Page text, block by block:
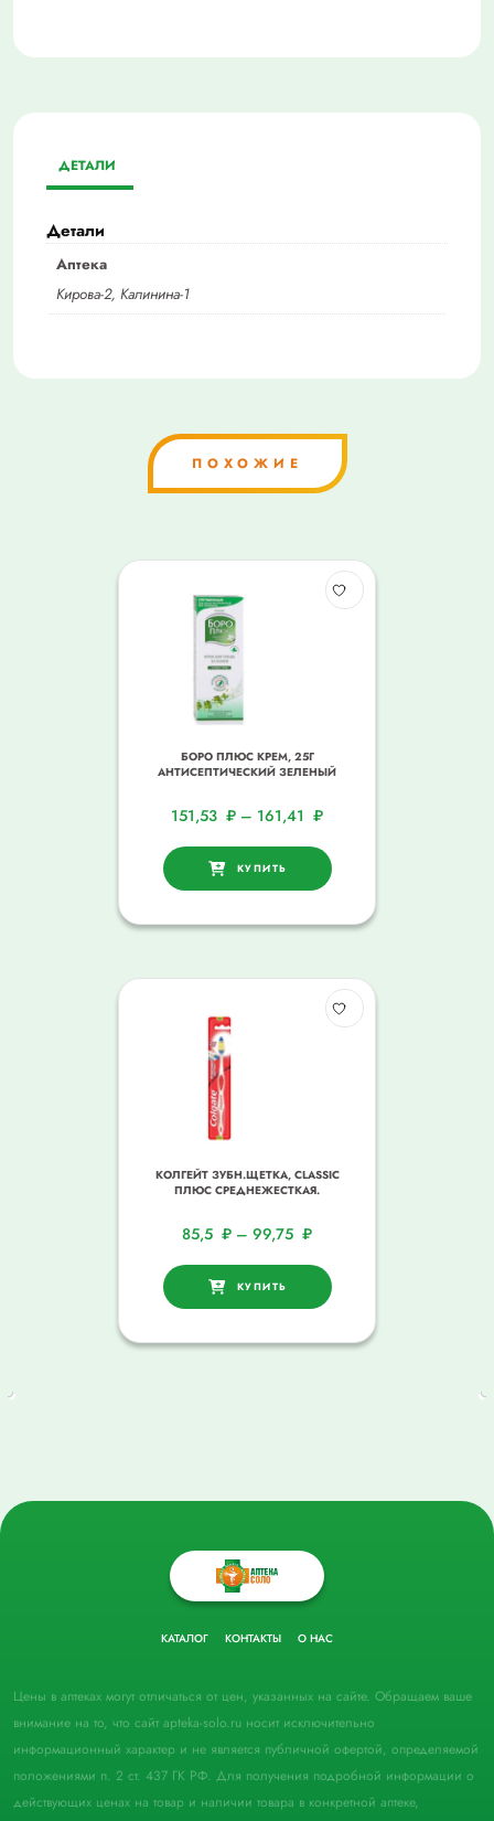
300мл
ДЕТАЛИ
Детали
Аптека
Кирова-2, Калинина-1
ПОХОЖИЕ
БОРО ПЛЮС КРЕМ, 25Г
АНТИСЕПТИЧЕСКИЙ ЗЕЛЕНЫЙ
151,53 ₽ – 161,41 ₽
КУПИТЬ
КОЛГЕЙТ ЗУБН.ЩЕТКА, CLASSIC
ПЛЮС СРЕДНЕЖЕСТКАЯ.
85,5 ₽ – 99,75 ₽
КУПИТЬ
КАТАЛОГ КОНТАКТЫ О НАС
Цены в аптеках могут отличаться от цен, указанных на сайте. Обращаем ваше
внимание на то, что сайт apteka-solo.ru носит исключительно
информационный характер и не является публичной офертой, определяемой
положениями п. 2 ст. 437 ГК РФ. Для получения подробной информации о
действующих ценах на товар и наличии товара в конкретной аптеке,